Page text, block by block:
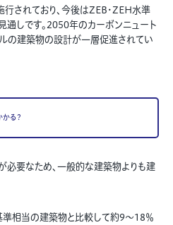
されており、今後はZEB・ZEH水準
しです。2050年のカーボンニュート
の建築物の設計が一層促進されてい
る？
要なため、一般的な建築物よりも建
準相当の建築物と比較して約9～18％